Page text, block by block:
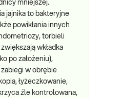
mniejszej.
jajnika to bakteryjne
powikłania innych
torbieli
wkładka
po założeniu),
w obrębie
łyżeczkowanie,
źle kontrolowana,